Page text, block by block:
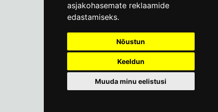
asjakohasemate reklaamide
edastamiseks.
Nõustun
Keeldun
Muuda minu eelistusi
info@linnamuuseum.ee
Küpsisepoliitika